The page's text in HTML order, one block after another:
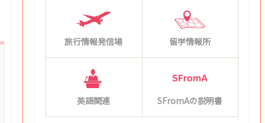
旅行情報発信場 留学情報所
英語関連 SFromAの説明書